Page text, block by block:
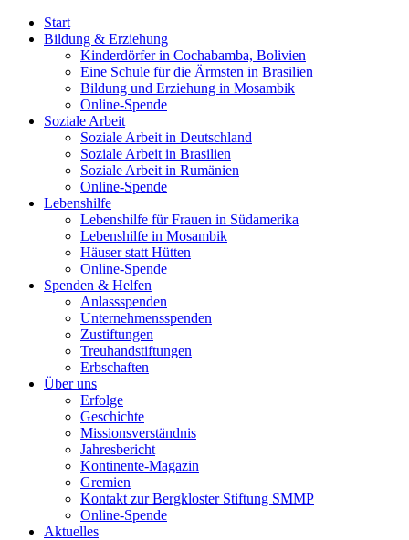
Start
Bildung & Erziehung
Kinderdörfer in Cochabamba, Bolivien
Eine Schule für die Ärmsten in Brasilien
Bildung und Erziehung in Mosambik
Online-Spende
Soziale Arbeit
Soziale Arbeit in Deutschland
Soziale Arbeit in Brasilien
Soziale Arbeit in Rumänien
Online-Spende
Lebenshilfe
Lebenshilfe für Frauen in Südamerika
Lebenshilfe in Mosambik
Häuser statt Hütten
Online-Spende
Spenden & Helfen
Anlassspenden
Unternehmensspenden
Zustiftungen
Treuhandstiftungen
Erbschaften
Über uns
Erfolge
Geschichte
Missionsverständnis
Jahresbericht
Kontinente-Magazin
Gremien
Kontakt zur Bergkloster Stiftung SMMP
Online-Spende
Aktuelles